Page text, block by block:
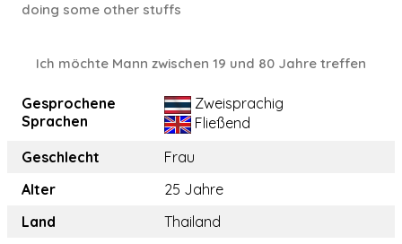
doing some other stuffs
Ich möchte Mann zwischen 19 und 80 Jahre treffen
Gesprochene
Sprachen
Zweisprachig
Fließend
Geschlecht
Frau
Alter
25 Jahre
Land
Thailand